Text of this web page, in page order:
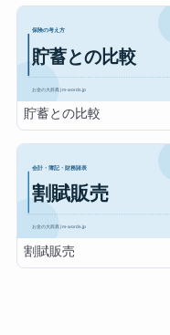
貯蓄との比較
割賦販売